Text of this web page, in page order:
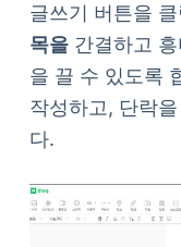
글쓰기 버튼을
목을간결하고 흥
을 끌 수 있도록
작성하고, 단락
다.